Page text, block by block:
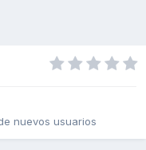
nuevos usuarios